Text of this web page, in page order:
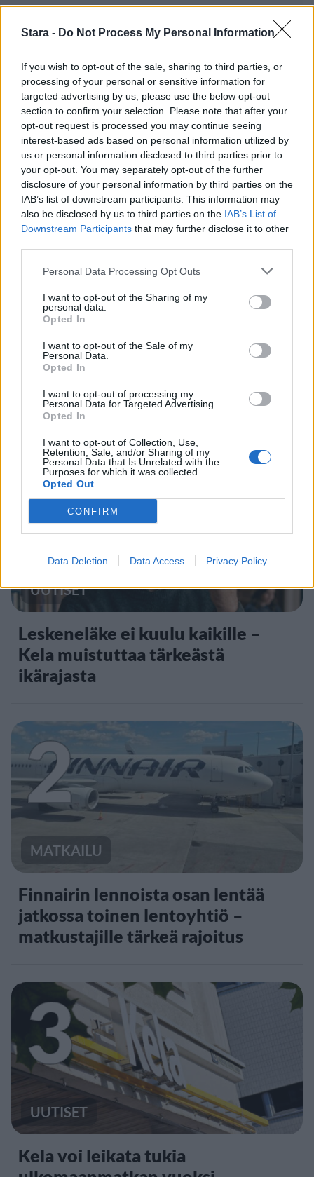
Stara - Do Not Process My Personal Information
If you wish to opt-out of the sale, sharing to third parties, or
processing of your personal or sensitive information for
targeted advertising by us, please use the below opt-out
section to confirm your selection. Please note that after your
opt-out request is processed you may continue seeing
interest-based ads based on personal information utilized by
us or personal information disclosed to third parties prior to
your opt-out. You may separately opt-out of the further
disclosure of your personal information by third parties on the
IAB’s list of downstream participants. This information may
also be disclosed by us to third parties on the IAB’s List of
Downstream Participants that may further disclose it to other
Personal Data Processing Opt Outs
I want to opt-out of the Sharing of my
personal data.
Opted In
I want to opt-out of the Sale of my
Personal Data.
Opted In
I want to opt-out of processing my
Personal Data for Targeted Advertising.
Opted In
I want to opt-out of Collection, Use,
Retention, Sale, and/or Sharing of my
Personal Data that Is Unrelated with the
Purposes for which it was collected.
Opted Out
CONFIRM
Data Deletion Data Access Privacy Policy
Staran luetuimmat
1
UUTISET
Leskeneläke ei kuulu kaikille –
Kela muistuttaa tärkeästä
ikärajasta
2
MATKAILU
Finnairin lennoista osan lentää
jatkossa toinen lentoyhtiö –
matkustajille tärkeä rajoitus
3
UUTISET
Kela voi leikata tukia